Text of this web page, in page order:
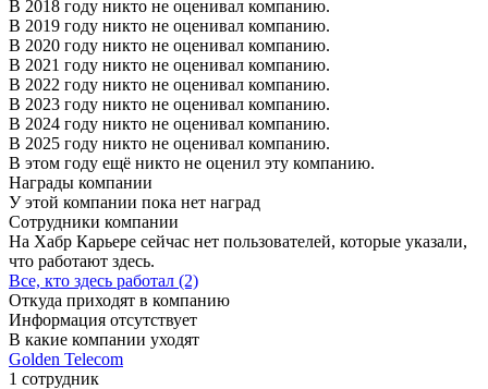
В 2018 году никто не оценивал компанию.
В 2019 году никто не оценивал компанию.
В 2020 году никто не оценивал компанию.
В 2021 году никто не оценивал компанию.
В 2022 году никто не оценивал компанию.
В 2023 году никто не оценивал компанию.
В 2024 году никто не оценивал компанию.
В 2025 году никто не оценивал компанию.
В этом году ещё никто не оценил эту компанию.
Награды компании
У этой компании пока нет наград
Сотрудники компании
На Хабр Карьере сейчас нет пользователей, которые указали,
что работают здесь.
Все, кто здесь работал (2)
Откуда приходят в компанию
Информация отсутствует
В какие компании уходят
Golden Telecom
1 сотрудник